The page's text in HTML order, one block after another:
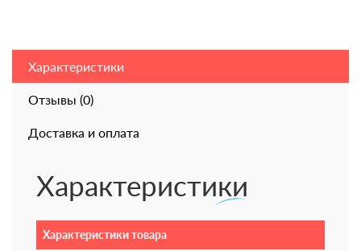
Характеристики
Отзывы (0)
Доставка и оплата
Характеристики
Характеристики товара